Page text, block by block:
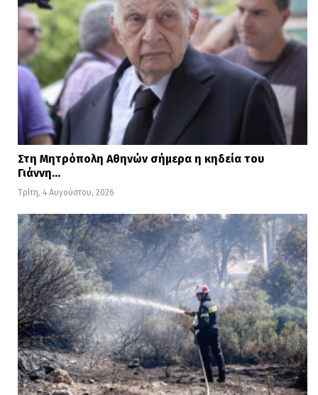
Στη Μητρόπολη Αθηνών σήμερα η κηδεία του
Γιάννη…
Τρίτη, 4 Αυγούστου, 2026